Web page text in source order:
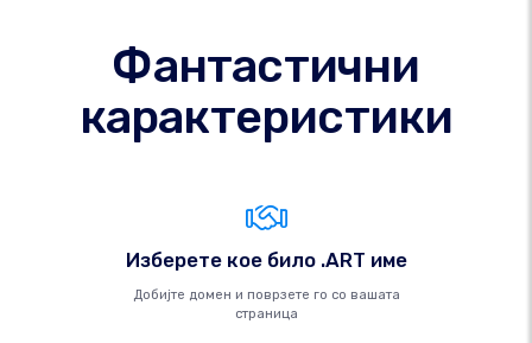
Фантастични
карактеристики
Изберете кое било .ART име
Добијте домен и поврзете го со вашата
страница